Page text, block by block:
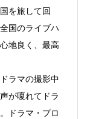
を旅して回
国のライブハ
地良く、最高
ラマの撮影中
が嗄れてドラ
ドラマ・プロ